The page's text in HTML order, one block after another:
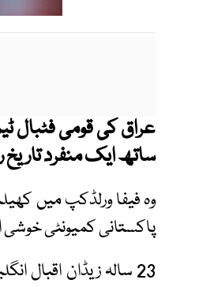
ساتھ ایک منفرد
وہ فیفا ورلڈکپ میں
پاکستانی کمیونٹی خوشی
23 سالہ زیڈان اقبال